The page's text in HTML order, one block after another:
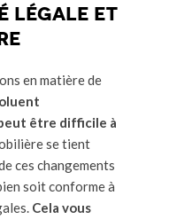
légale et
en matière de
être difficile à
se tient
ces changements
soit conforme à
Cela vous